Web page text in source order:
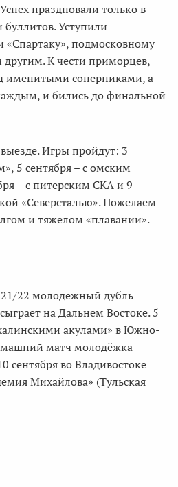
праздновали только в
Уступили
подмосковному
К чести приморцев,
именитыми соперниками, а
и бились до финальной
Игры пройдут: 3
5 сентября – с омским
– с питерским СКА и 9
«Северсталью». Пожелаем
и тяжелом «плавании».
22 молодежный дубль
на Дальнем Востоке. 5
акулами» в Южно-
матч молодёжка
сентября во Владивостоке
Михайлова» (Тульская